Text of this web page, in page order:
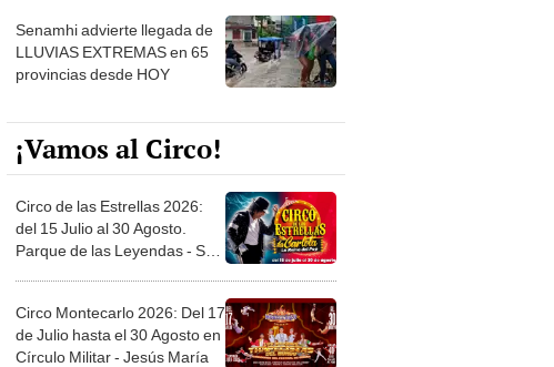
Senamhi advierte llegada de
LLUVIAS EXTREMAS en 65
provincias desde HOY
¡Vamos al Circo!
Circo de las Estrellas 2026:
del 15 Julio al 30 Agosto.
Parque de las Leyendas - San
Circo Montecarlo 2026: Del 17
de Julio hasta el 30 Agosto en
Círculo Militar - Jesús María